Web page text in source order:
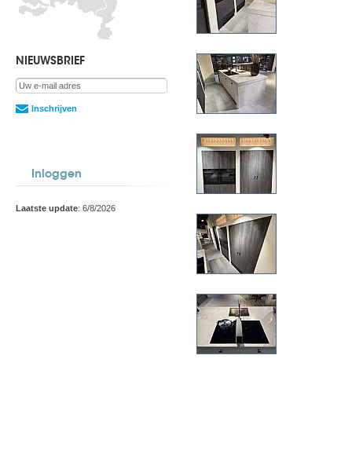
NIEUWSBRIEF
Inschrijven
Inloggen
Laatste update: 6/8/2026